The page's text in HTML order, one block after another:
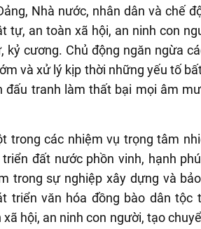
Nhà nước, nhân dân và chế
tự, an toàn xã hội, an ninh con
cương. Chủ động ngăn ngừa
và xử lý kịp thời những yếu tố
đấu tranh làm thất bại mọi âm
trong các nhiệm vụ trọng tâm
đất nước phồn vinh, hạnh
trong sự nghiệp xây dựng và
triển văn hóa đồng bào dân tộc
hội, an ninh con người, tạo